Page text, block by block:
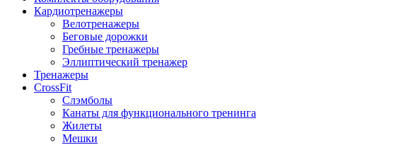
Кардиотренажеры
Велотренажеры
Беговые дорожки
Гребные тренажеры
Эллиптический тренажер
Тренажеры
CrossFit
Слэмболы
Канаты для функционального тренинга
Жилеты
Мешки